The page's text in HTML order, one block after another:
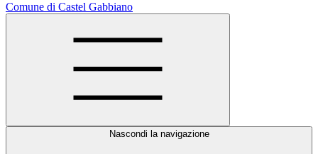
Comune di Castel Gabbiano
Nascondi la navigazione